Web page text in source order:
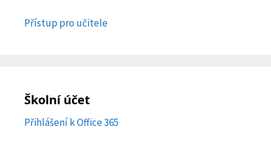
Přístup pro učitele
Školní účet
Přihlášení k Office 365